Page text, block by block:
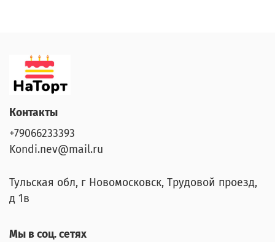
Контакты
+79066233393
Kondi.nev@mail.ru
Тульская обл, г Новомосковск, Трудовой проезд,
д 1в
Мы в соц. сетях